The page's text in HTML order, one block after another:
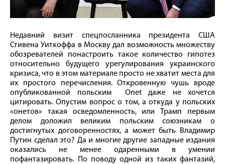
Недавний визит спецпосланника президента США
Стивена Уиткоффа в Москву дал возможность множеству
обозревателей понастроить такое количество гипотез
относительно будущего урегулирования украинского
кризиса, что в этом материале просто не хватит места для
их простого перечисления. Откровенную чушь вроде
опубликованной польским Onet даже не хочется
цитировать. Опустим вопрос о том, а откуда у польских
«онетов» такая осведомленность, или Трамп первым
делом доложил великим польским союзникам о
достигнутых договоренностях, а может быть Владимир
Путин сделал это? Да и многие другие западные издания
оказались не менее одаренными в умении
пофантазировать. По поводу одной из таких фантазий,